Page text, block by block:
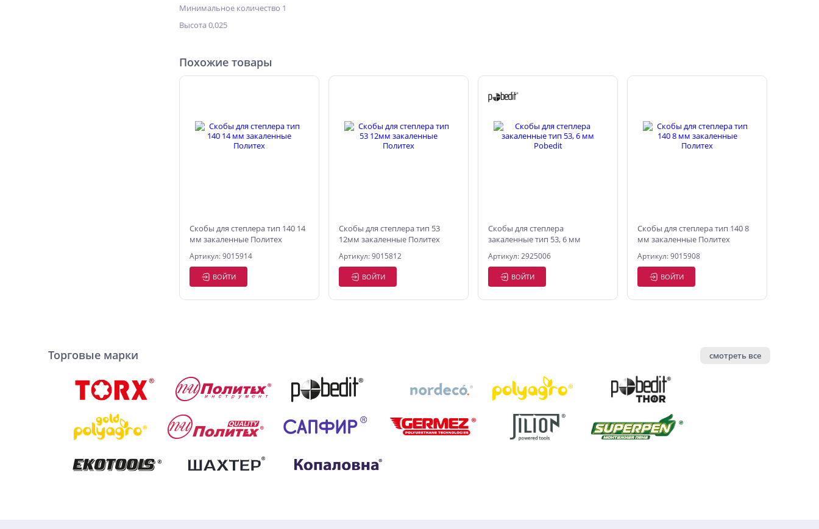
Минимальное количество 1
Высота 0,025
Похожие товары
Скобы для степлера тип 140 14
мм закаленные Политех
Артикул: 9015914
ВОЙТИ
Скобы для степлера тип 53
12мм закаленные Политех
Артикул: 9015812
ВОЙТИ
Скобы для степлера
закаленные тип 53, 6 мм
Артикул: 2925006
ВОЙТИ
Скобы для степлера тип 140 8
мм закаленные Политех
Артикул: 9015908
ВОЙТИ
Торговые марки смотреть все